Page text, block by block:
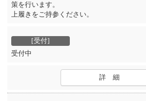
策を行います。
上履きをご持参ください。
受付中
詳 細